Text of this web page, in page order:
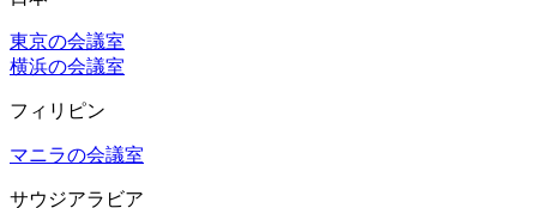
東京の会議室
横浜の会議室
フィリピン
マニラの会議室
サウジアラビア